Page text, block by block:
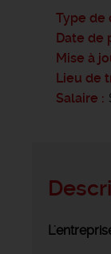
Type de
Date de
Mise à
Lieu de
Salaire